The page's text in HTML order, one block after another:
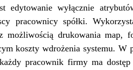
edytowanie wyłącznie
pracownicy spółki.
drukowania map,
koszty wdrożenia systemu.
pracownik firmy ma